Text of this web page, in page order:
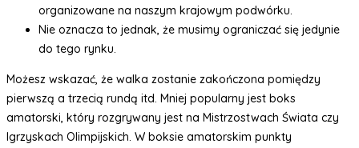
organizowane na naszym krajowym podwórku.
Nie oznacza to jednak, że musimy ograniczać się jedynie
do tego rynku.
Możesz wskazać, że walka zostanie zakończona pomiędzy
pierwszą a trzecią rundą itd. Mniej popularny jest boks
amatorski, który rozgrywany jest na Mistrzostwach Świata czy
Igrzyskach Olimpijskich. W boksie amatorskim punkty